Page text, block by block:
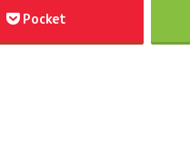
Pocket